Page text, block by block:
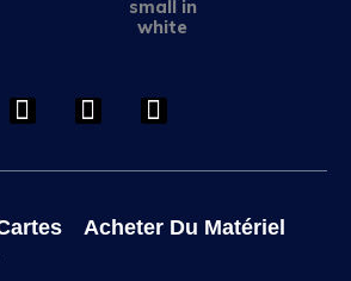
n
s
a
r
i
n
e
i
o
u
u
e
Acheter Du Matériel